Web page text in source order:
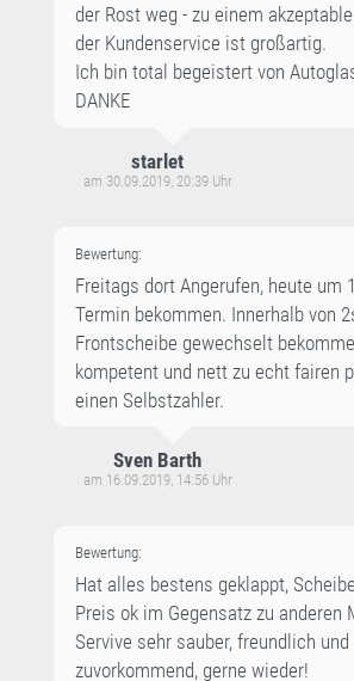
der Rost weg - zu einem
der Kundenservice ist großartig.
Ich bin total begeistert von
DANKE
starlet
am 30.09.2019, 20:39 Uhr
Bewertung:
Freitags dort Angerufen, heute um
Termin bekommen. Innerhalb von
Frontscheibe gewechselt
kompetent und nett zu echt fairen
einen Selbstzahler.
Sven Barth
am 16.09.2019, 14:56 Uhr
Bewertung:
Hat alles bestens geklappt,
Preis ok im Gegensatz zu anderen
Servive sehr sauber, freundlich und
zuvorkommend, gerne wieder!